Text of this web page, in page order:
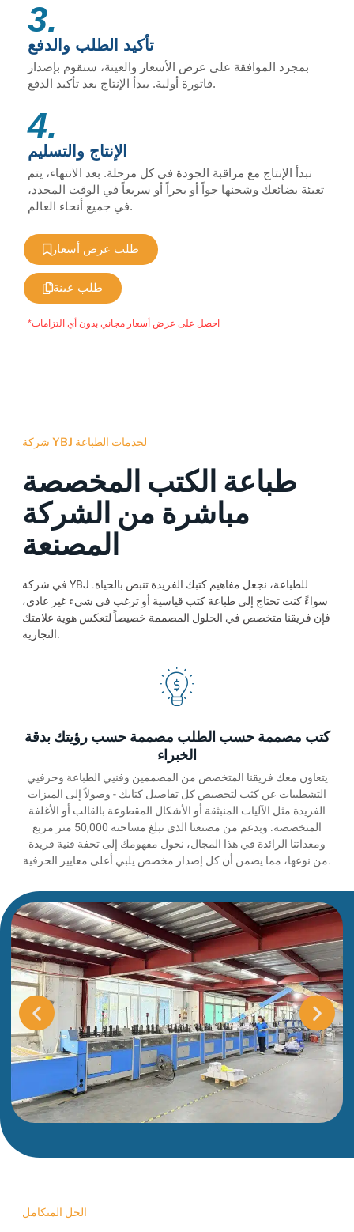
3.
تأكيد الطلب والدفع
بمجرد الموافقة على عرض الأسعار والعينة، سنقوم بإصدار
فاتورة أولية. يبدأ الإنتاج بعد تأكيد الدفع.
4.
الإنتاج والتسليم
نبدأ الإنتاج مع مراقبة الجودة في كل مرحلة. بعد الانتهاء، يتم
تعبئة بضائعك وشحنها جواً أو بحراً أو سريعاً في الوقت المحدد،
في جميع أنحاء العالم.
طلب عرض أسعار
طلب عينة
*احصل على عرض أسعار مجاني بدون أي التزامات
شركة YBJ لخدمات الطباعة
طباعة الكتب المخصصة
مباشرة من الشركة
المصنعة
في شركة YBJ للطباعة، نجعل مفاهيم كتبك الفريدة تنبض بالحياة.
سواءً كنت تحتاج إلى طباعة كتب قياسية أو ترغب في شيء غير عادي،
فإن فريقنا متخصص في الحلول المصممة خصيصاً لتعكس هوية علامتك
التجارية.
كتب مصممة حسب الطلب مصممة حسب رؤيتك بدقة
الخبراء
يتعاون معك فريقنا المتخصص من المصممين وفنيي الطباعة وحرفيي
التشطيبات عن كثب لتخصيص كل تفاصيل كتابك - وصولاً إلى الميزات
الفريدة مثل الآليات المنبثقة أو الأشكال المقطوعة بالقالب أو الأغلفة
المتخصصة. وبدعم من مصنعنا الذي تبلغ مساحته 50,000 متر مربع
ومعداتنا الرائدة في هذا المجال، نحول مفهومك إلى تحفة فنية فريدة
من نوعها، مما يضمن أن كل إصدار مخصص يلبي أعلى معايير الحرفية.
الحل المتكامل